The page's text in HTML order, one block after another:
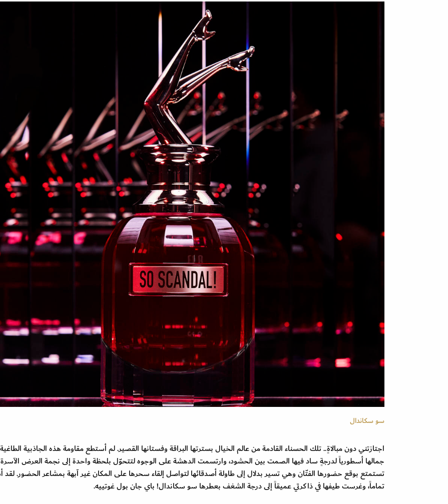
سو سكاندال
اجتازتني دون مبالاةٍ.. تلك الحسناء القادمة من عالم الخيال بسترتها البراقة وفستانها القصير. لم أستطع مقاومة هذه الجاذبية
جمالها أسطورياً لدرجةٍ ساد فيها الصمت بين الحشود، وارتسمت الدهشة على الوجوه لتتحوّل بلحظة واحدة إلى نجمة العرض
تستمتع بوقع حضورها الفتّان وهي تسير بدلال إلى طاولة أصدقائها لتواصل إلقاء سحرها على المكان غير آبهة بمشاعر الحضور. لقد
تماماً، وغرست طيفها في ذاكرتي عميقاً إلى درجة الشغف بعطرها سو سكاندال! باي جان بول غوتييه.